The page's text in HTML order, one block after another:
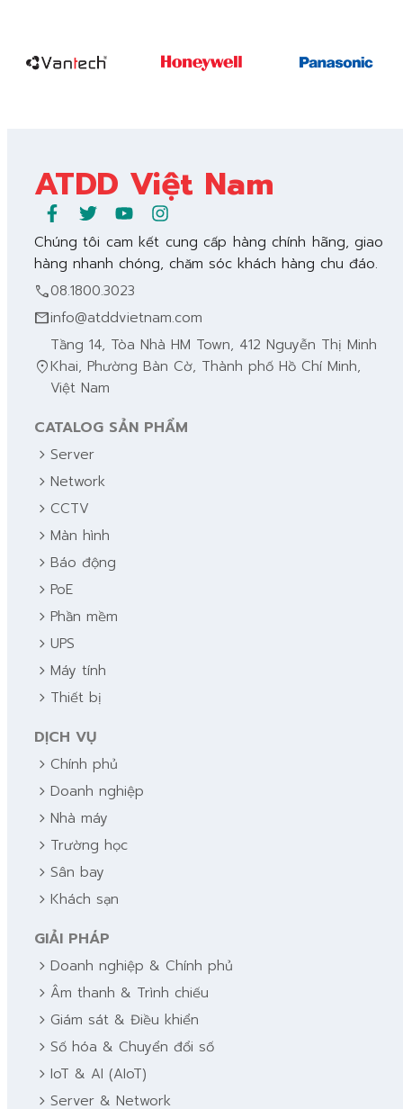
ATDD Việt Nam
Chúng tôi cam kết cung cấp hàng chính hãng, giao
hàng nhanh chóng, chăm sóc khách hàng chu đáo.
call08.1800.3023
mailinfo@atddvietnam.com
location_on
Tầng 14, Tòa Nhà HM Town, 412 Nguyễn Thị Minh
Khai, Phường Bàn Cờ, Thành phố Hồ Chí Minh,
Việt Nam
CATALOG SẢN PHẨM
chevron_right Server
chevron_right Network
chevron_right CCTV
chevron_right Màn hình
chevron_right Báo động
chevron_right PoE
chevron_right Phần mềm
chevron_right UPS
chevron_right Máy tính
chevron_right Thiết bị
DỊCH VỤ
chevron_right Chính phủ
chevron_right Doanh nghiệp
chevron_right Nhà máy
chevron_right Trường học
chevron_right Sân bay
chevron_right Khách sạn
GIẢI PHÁP
chevron_right Doanh nghiệp & Chính phủ
chevron_right Âm thanh & Trình chiếu
chevron_right Giám sát & Điều khiển
chevron_right Số hóa & Chuyển đổi số
chevron_right IoT & AI (AIoT)
chevron_right Server & Network